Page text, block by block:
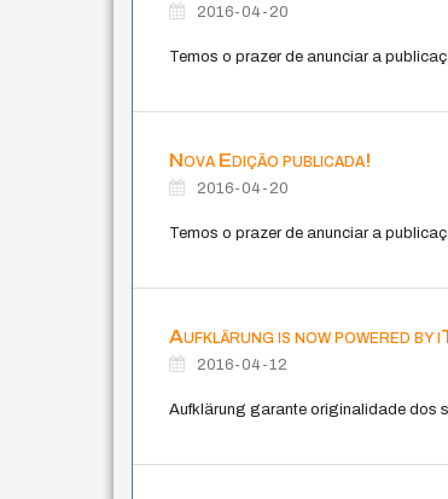
2016-04-20
Temos o prazer de anunciar a
Nova Edição publicada!
2016-04-20
Temos o prazer de anunciar a
Aufklärung is now powered
2016-04-12
Aufklärung garante originalidade dos